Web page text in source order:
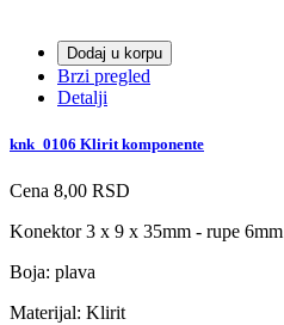
Dodaj u korpu
Brzi pregled
Detalji
knk_0106 Klirit komponente
Cena 8,00 RSD
Konektor 3 x 9 x 35mm - rupe 6mm
Boja: plava
Materijal: Klirit